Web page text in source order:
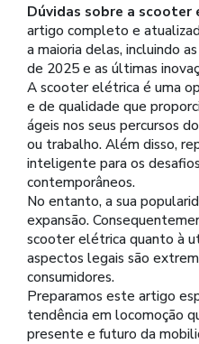
Dúvidas sobre a scooter
artigo completo e
a maioria delas, incluindo
de 2025 e as últimas
A scooter elétrica é uma
e de qualidade que
ágeis nos seus percursos
ou trabalho. Além disso,
inteligente para os
contemporâneos.
No entanto, a sua
expansão.
scooter elétrica quanto à
aspectos legais são
consumidores.
Preparamos este artigo
tendência em locomoção
presente e futuro da